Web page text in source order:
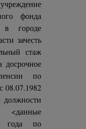
фонда
в городе
зачесть
стаж
по
08.07.1982
должности
<данные
года по